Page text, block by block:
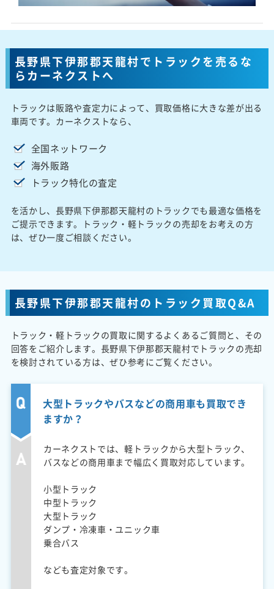
長野県下伊那郡天龍村でトラックを売るな
らカーネクストへ
トラックは販路や査定力によって、買取価格に大きな差が出る
車両です。カーネクストなら、
全国ネットワーク
海外販路
トラック特化の査定
を活かし、長野県下伊那郡天龍村のトラックでも最適な価格を
ご提示できます。トラック・軽トラックの売却をお考えの方
は、ぜひ一度ご相談ください。
長野県下伊那郡天龍村のトラック買取Q&A
トラック・軽トラックの買取に関するよくあるご質問と、その
回答をご紹介します。長野県下伊那郡天龍村でトラックの売却
を検討されている方は、ぜひ参考にご覧ください。
大型トラックやバスなどの商用車も買取でき
ますか？
カーネクストでは、軽トラックから大型トラック、
バスなどの商用車まで幅広く買取対応しています。
小型トラック
中型トラック
大型トラック
ダンプ・冷凍車・ユニック車
乗合バス
なども査定対象です。